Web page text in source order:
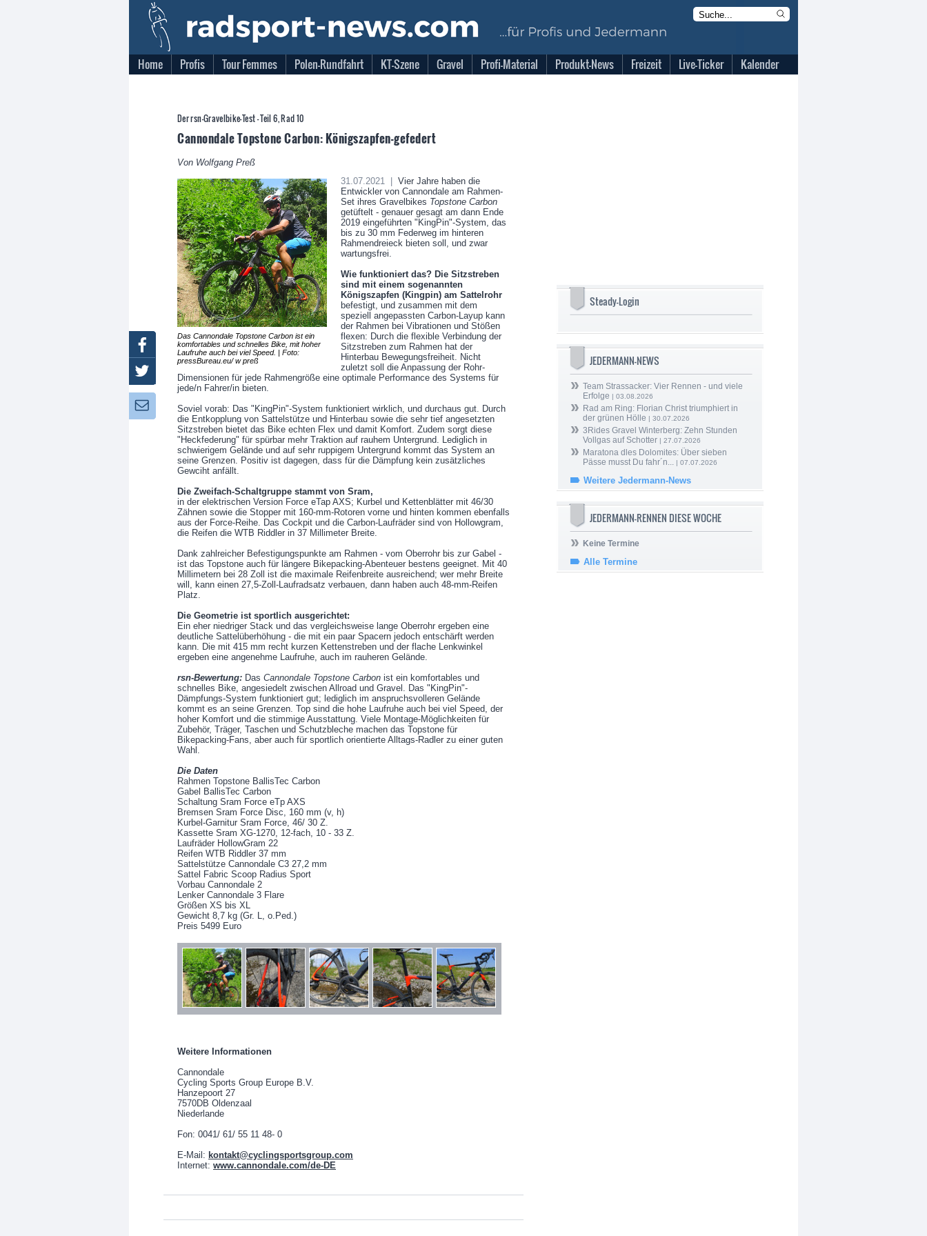
Home Profis Tour Femmes Polen-Rundfahrt KT-Szene Gravel Profi-Material Produkt-News Freizeit Live-Ticker Kalender
Der rsn-Gravelbike-Test - Teil 6, Rad 10
Cannondale Topstone Carbon: Königszapfen-gefedert
Von Wolfgang Preß
Das Cannondale Topstone Carbon ist ein
komfortables und schnelles Bike, mit hoher
Laufruhe auch bei viel Speed. | Foto:
pressBureau.eu/ w preß
31.07.2021 |
Vier Jahre haben die
Entwickler von Cannondale am Rahmen-
Set ihres Gravelbikes Topstone Carbon
getüftelt - genauer gesagt am dann Ende
2019 eingeführten "KingPin"-System, das
bis zu 30 mm Federweg im hinteren
Rahmendreieck bieten soll, und zwar
wartungsfrei.
Wie funktioniert das? Die Sitzstreben
sind mit einem sogenannten
Königszapfen (Kingpin) am Sattelrohr
befestigt, und zusammen mit dem
speziell angepassten Carbon-Layup kann
der Rahmen bei Vibrationen und Stößen
flexen: Durch die flexible Verbindung der
Sitzstreben zum Rahmen hat der
Hinterbau Bewegungsfreiheit. Nicht
zuletzt soll die Anpassung der Rohr-
Dimensionen für jede Rahmengröße eine optimale Performance des Systems für
jede/n Fahrer/in bieten.
Soviel vorab: Das "KingPin"-System funktioniert wirklich, und durchaus gut. Durch
die Entkopplung von Sattelstütze und Hinterbau sowie die sehr tief angesetzten
Sitzstreben bietet das Bike echten Flex und damit Komfort. Zudem sorgt diese
"Heckfederung" für spürbar mehr Traktion auf rauhem Untergrund. Lediglich in
schwierigem Gelände und auf sehr ruppigem Untergrund kommt das System an
seine Grenzen. Positiv ist dagegen, dass für die Dämpfung kein zusätzliches
Gewciht anfällt.
Die Zweifach-Schaltgruppe stammt von Sram,
in der elektrischen Version Force eTap AXS; Kurbel und Kettenblätter mit 46/30
Zähnen sowie die Stopper mit 160-mm-Rotoren vorne und hinten kommen ebenfalls
aus der Force-Reihe. Das Cockpit und die Carbon-Laufräder sind von Hollowgram,
die Reifen die WTB Riddler in 37 Millimeter Breite.
Dank zahlreicher Befestigungspunkte am Rahmen - vom Oberrohr bis zur Gabel -
ist das Topstone auch für längere Bikepacking-Abenteuer bestens geeignet. Mit 40
Millimetern bei 28 Zoll ist die maximale Reifenbreite ausreichend; wer mehr Breite
will, kann einen 27,5-Zoll-Laufradsatz verbauen, dann haben auch 48-mm-Reifen
Platz.
Die Geometrie ist sportlich ausgerichtet:
Ein eher niedriger Stack und das vergleichsweise lange Oberrohr ergeben eine
deutliche Sattelüberhöhung - die mit ein paar Spacern jedoch entschärft werden
kann. Die mit 415 mm recht kurzen Kettenstreben und der flache Lenkwinkel
ergeben eine angenehme Laufruhe, auch im rauheren Gelände.
rsn-Bewertung: Das Cannondale Topstone Carbon ist ein komfortables und
schnelles Bike, angesiedelt zwischen Allroad und Gravel. Das "KingPin"-
Dämpfungs-System funktioniert gut; lediglich im anspruchsvolleren Gelände
kommt es an seine Grenzen. Top sind die hohe Laufruhe auch bei viel Speed, der
hoher Komfort und die stimmige Ausstattung. Viele Montage-Möglichkeiten für
Zubehör, Träger, Taschen und Schutzbleche machen das Topstone für
Bikepacking-Fans, aber auch für sportlich orientierte Alltags-Radler zu einer guten
Wahl.
Die Daten
Rahmen Topstone BallisTec Carbon
Gabel BallisTec Carbon
Schaltung Sram Force eTp AXS
Bremsen Sram Force Disc, 160 mm (v, h)
Kurbel-Garnitur Sram Force, 46/ 30 Z.
Kassette Sram XG-1270, 12-fach, 10 - 33 Z.
Laufräder HollowGram 22
Reifen WTB Riddler 37 mm
Sattelstütze Cannondale C3 27,2 mm
Sattel Fabric Scoop Radius Sport
Vorbau Cannondale 2
Lenker Cannondale 3 Flare
Größen XS bis XL
Gewicht 8,7 kg (Gr. L, o.Ped.)
Preis 5499 Euro
Weitere Informationen
Cannondale
Cycling Sports Group Europe B.V.
Hanzepoort 27
7570DB Oldenzaal
Niederlande
Fon: 0041/ 61/ 55 11 48- 0
E-Mail: kontakt@cyclingsportsgroup.com
Internet: www.cannondale.com/de-DE
Steady-Login
JEDERMANN-NEWS
Team Strassacker: Vier Rennen - und viele
Erfolge | 03.08.2026
Rad am Ring: Florian Christ triumphiert in
der grünen Hölle | 30.07.2026
3Rides Gravel Winterberg: Zehn Stunden
Vollgas auf Schotter | 27.07.2026
Maratona dles Dolomites: Über sieben
Pässe musst Du fahr´n... | 07.07.2026
Weitere Jedermann-News
JEDERMANN-RENNEN DIESE WOCHE
Keine Termine
Alle Termine
Facebook
Twitter
Newsletter: